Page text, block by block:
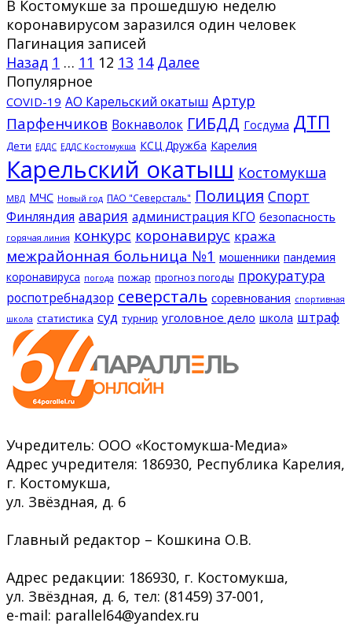
В Костомукше за прошедшую неделю
коронавирусом заразился один человек
Пагинация записей
Назад 1 … 11 12 13 14 Далее
Популярное
COVID-19 АО Карельский окатыш Артур
Парфенчиков Вокнаволок ГИБДД Госдума ДТП
Дети ЕДДС ЕДДС Костомукша КСЦ Дружба Карелия
Карельский окатыш Костомукша
МВД МЧС Новый год ПАО "Северсталь" Полиция Спорт
Финляндия авария администрация КГО безопасность
горячая линия конкурс коронавирус кража
межрайонная больница №1 мошенники пандемия
коронавируса погода пожар прогноз погоды прокуратура
роспотребнадзор северсталь соревнования спортивная
школа статистика суд турнир уголовное дело школа штраф
Учредитель: ООО «Костомукша-Медиа»
Адрес учредителя: 186930, Республика Карелия,
г. Костомукша,
ул. Звёздная, д. 6
Главный редактор – Кошкина О.В.
Адрес редакции: 186930, г. Костомукша,
ул. Звёздная, д. 6, тел: (81459) 37-001,
e-mail: parallel64@yandex.ru